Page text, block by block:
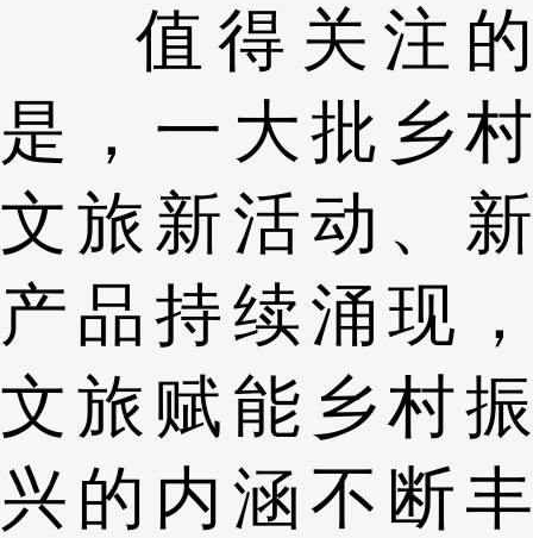
值得关注的
是，一大批乡村
文旅新活动、新
产品持续涌现，
文旅赋能乡村振
兴的内涵不断丰